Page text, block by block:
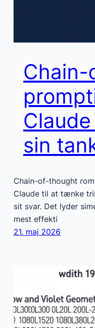
sin
Chain-of-thought
Claude til at tænke
sit svar. Det lyder
mest effekti
21. maj 2026